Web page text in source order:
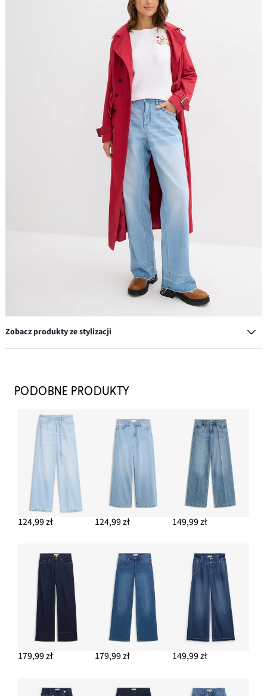
Zobacz produkty ze stylizacji
279,99 zł
Kolczyki kółka
39,99 zł
DODAJ DO KOSZYKA
Sztyblety
79,99 zł
49,99 zł
DODAJ DO KOSZYKA
PODOBNE PRODUKTY
124,99 zł 124,99 zł 149,99 zł
179,99 zł 179,99 zł 149,99 zł